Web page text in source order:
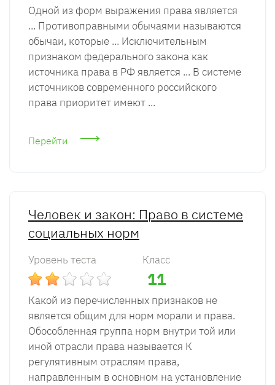
Одной из форм выражения права является
... Противоправными обычаями называются
обычаи, которые ... Исключительным
признаком федерального закона как
источника права в РФ является ... В системе
источников современного российского
права приоритет имеют ...
Перейти
Человек и закон: Право в системе
социальных норм
Уровень теста Класс
11
Какой из перечисленных признаков не
является общим для норм морали и права.
Обособленная группа норм внутри той или
иной отрасли права называется К
регулятивным отраслям права,
направленным в основном на установление